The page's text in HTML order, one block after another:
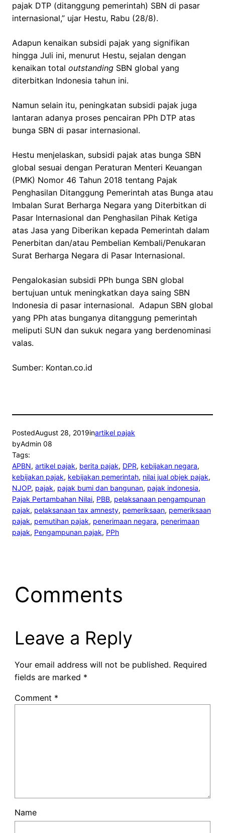
pajak DTP (ditanggung pemerintah) SBN di pasar
internasional,” ujar Hestu, Rabu (28/8).
Adapun kenaikan subsidi pajak yang signifikan
hingga Juli ini, menurut Hestu, sejalan dengan
kenaikan total outstanding SBN global yang
diterbitkan Indonesia tahun ini.
Namun selain itu, peningkatan subsidi pajak juga
lantaran adanya proses pencairan PPh DTP atas
bunga SBN di pasar internasional.
Hestu menjelaskan, subsidi pajak atas bunga SBN
global sesuai dengan Peraturan Menteri Keuangan
(PMK) Nomor 46 Tahun 2018 tentang Pajak
Penghasilan Ditanggung Pemerintah atas Bunga atau
Imbalan Surat Berharga Negara yang Diterbitkan di
Pasar Internasional dan Penghasilan Pihak Ketiga
atas Jasa yang Diberikan kepada Pemerintah dalam
Penerbitan dan/atau Pembelian Kembali/Penukaran
Surat Berharga Negara di Pasar Internasional.
Pengalokasian subsidi PPh bunga SBN global
bertujuan untuk meningkatkan daya saing SBN
Indonesia di pasar internasional. Adapun SBN global
yang PPh atas bunganya ditanggung pemerintah
meliputi SUN dan sukuk negara yang berdenominasi
valas.
Sumber: Kontan.co.id
PostedAugust 28, 2019inartikel pajak
byAdmin 08
Tags:
APBN, artikel pajak, berita pajak, DPR, kebijakan negara
kebijakan pajak, kebijakan pemerintah, nilai jual objek pajak
NJOP, pajak, pajak bumi dan bangunan, pajak indonesia
Pajak Pertambahan Nilai, PBB, pelaksanaan pengampunan
pajak, pelaksanaan tax amnesty, pemeriksaan, pemeriksaan
pajak, pemutihan pajak, penerimaan negara, penerimaan
pajak, Pengampunan pajak, PPh
Comments
Leave a Reply
Your email address will not be published. Required
fields are marked *
Comment *
Name